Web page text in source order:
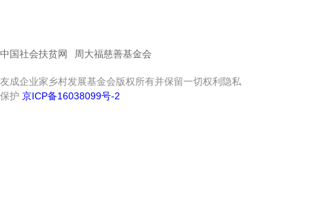
中国社会扶贫网 周大福慈善基金会
友成企业家乡村发展基金会版权所有并保留一切权利隐私
保护 京ICP备16038099号-2